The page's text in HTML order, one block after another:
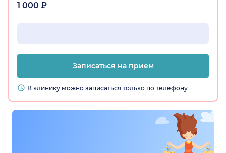
1 000 ₽
Записаться на прием
В клинику можно записаться только по телефону